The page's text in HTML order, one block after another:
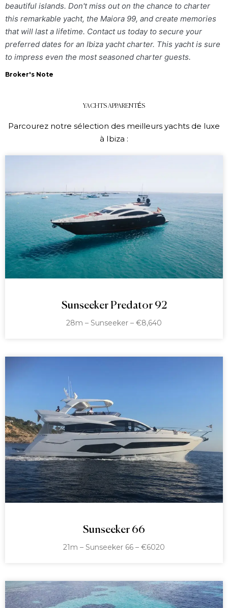
beautiful islands. Don't miss out on the chance to charter
this remarkable yacht, the Maiora 99, and create memories
that will last a lifetime. Contact us today to secure your
preferred dates for an Ibiza yacht charter. This yacht is sure
to impress even the most seasoned charter guests.
Broker's Note
YACHTS APPARENTÉS
Parcourez notre sélection des meilleurs yachts de luxe
à Ibiza :
Sunseeker Predator 92
28m – Sunseeker – €8,640
Sunseeker 66
21m – Sunseeker 66 – €6020